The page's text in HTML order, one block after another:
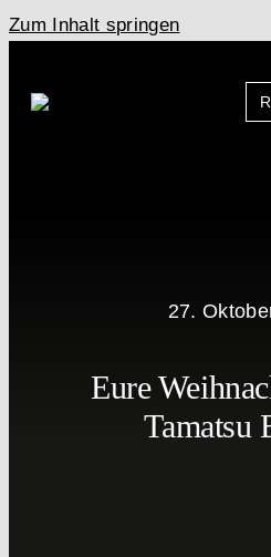
Zum Inhalt springen
27.
Eure
Tamatsu